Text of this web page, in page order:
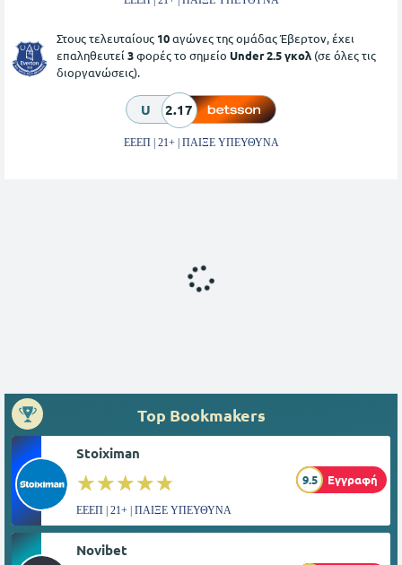
Στους τελευταίους 10αγώνες της ομάδας Έβερτον, έχει
επαληθευτεί 3φορές το σημείο Under 2.5 γκολ (σε όλες τις
διοργανώσεις).
U 2.17
ΕΕΕΠ | 21+ | ΠΑΙΞΕ ΥΠΕΥΘΥΝΑ
Top Bookmakers
Stoiximan
☆☆☆☆☆
★★★★★ 9.5 Εγγραφή
ΕΕΕΠ | 21+ | ΠΑΙΞΕ ΥΠΕΥΘΥΝΑ
Novibet